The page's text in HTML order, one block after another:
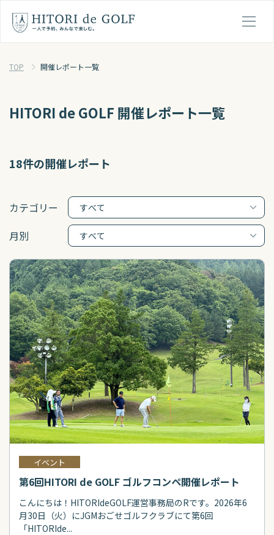
TOP 開催レポート一覧
HITORI de GOLF 開催レポート一覧
18件の開催レポート
カテゴリー
月別
イベント
第6回HITORI de GOLF ゴルフコンペ開催レポート
こんにちは！HITORIdeGOLF運営事務局のRです。2026年6
月30日（火）にJGMおごせゴルフクラブにて第6回
「HITORIde...